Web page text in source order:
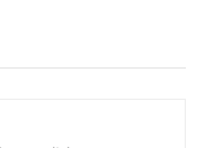
móvel também
Móveis a
sem fios a partir de